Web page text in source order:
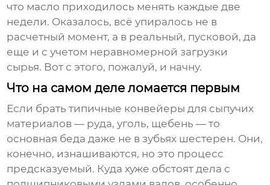
что масло приходилось менять каждые две
недели. Оказалось, всё упиралось не в
расчетный момент, а в реальный, пусковой, да
еще и с учетом неравномерной загрузки
сырья. Вот с этого, пожалуй, и начну.
Что на самом деле ломается первым
Если брать типичные конвейеры для сыпучих
материалов — руда, уголь, щебень — то
основная беда даже не в зубьях шестерен. Они,
конечно, изнашиваются, но это процесс
предсказуемый. Куда хуже обстоят дела с